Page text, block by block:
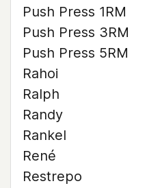
Push Press 1RM
Push Press 3RM
Push Press 5RM
Rahoi
Ralph
Randy
Rankel
René
Restrepo